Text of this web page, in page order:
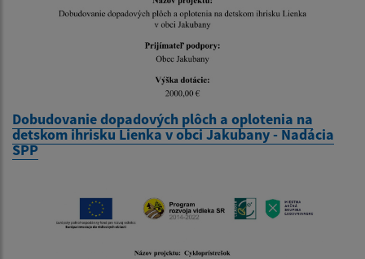
Dobudovanie dopadových plôch a oplotenia na
detskom ihrisku Lienka v obci Jakubany - Nadácia
SPP